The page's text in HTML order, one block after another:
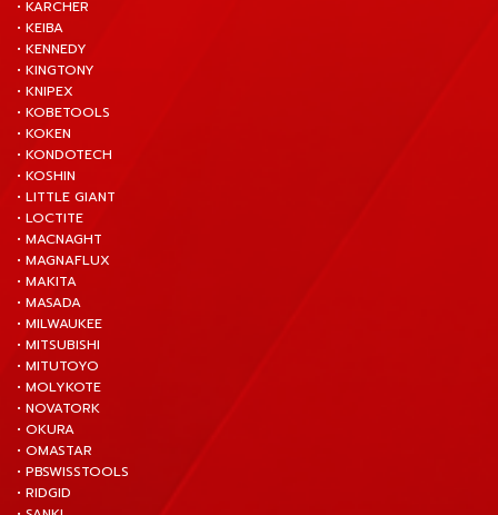
• KARCHER
• KEIBA
• KENNEDY
• KINGTONY
• KNIPEX
• KOBETOOLS
• KOKEN
• KONDOTECH
• KOSHIN
• LITTLE GIANT
• LOCTITE
• MACNAGHT
• MAGNAFLUX
• MAKITA
• MASADA
• MILWAUKEE
• MITSUBISHI
• MITUTOYO
• MOLYKOTE
• NOVATORK
• OKURA
• OMASTAR
• PBSWISSTOOLS
• RIDGID